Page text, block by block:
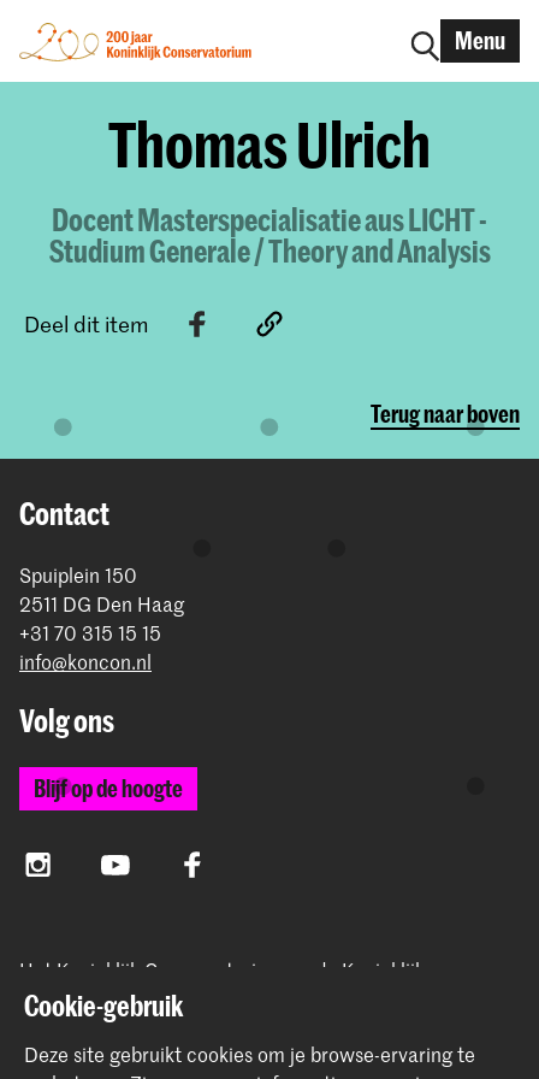
Menu
Thomas Ulrich
Docent Masterspecialisatie aus LICHT -
Studium Generale / Theory and Analysis
Deel dit item
Terug naar boven
Contact
Spuiplein 150
2511 DG Den Haag
+31 70 315 15 15
info@koncon.nl
Volg ons
Blijf op de hoogte
InstagramYouTube Facebook
Het Koninklijk Conservatorium en de Koninklijke
Academie van Beeldende Kunsten vormen samen
Hogeschool der Kunsten Den Haag.
Cookie-gebruik
Deze site gebruikt cookies om je browse-ervaring te